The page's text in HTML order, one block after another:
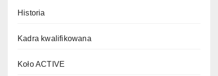
Historia
Kadra kwalifikowana
Koło ACTIVE